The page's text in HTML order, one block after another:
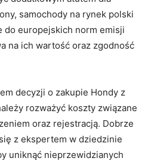
samochody na rynek polski
do europejskich norm emisji
na ich wartość oraz zgodność
decyzji o zakupie Hondy z
rozważyć koszty związane
oraz rejestracją. Dobrze
z ekspertem w dziedzinie
uniknąć nieprzewidzianych